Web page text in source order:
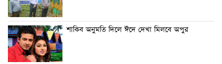
শাকিব অনুমতি দিলে ঈদে দেখা মিলবে অপুর